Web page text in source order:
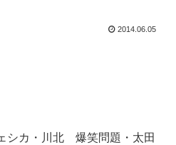
2014.06.05
シカ・川北 爆笑問題・太田